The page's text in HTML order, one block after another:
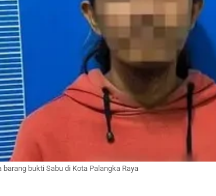
bukti Sabu di Kota Palangka Raya